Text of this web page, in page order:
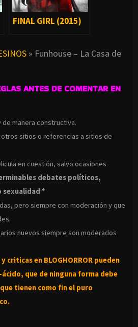
FINAL GIRL (2015)
» Funhouse – La Casa de
ANTES DE COMENTAR EN
de manera constructiva.
sitios o referencias a sitios de
en cuestión, salvo ocasiones
debates políticos,
sexualidad *
pero siempre con moderación y que
nuevos siempre son moderados
criticas en BLOGHORROR pueden
ácido, que de ninguna forma debe
tienen como fin el puro